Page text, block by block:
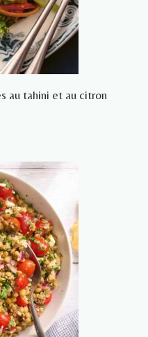
au tahini et au citron